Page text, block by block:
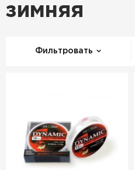
зимняя
Фильтровать